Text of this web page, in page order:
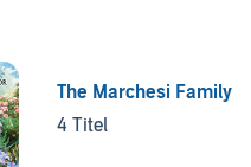
The Marchesi Family
4 Titel